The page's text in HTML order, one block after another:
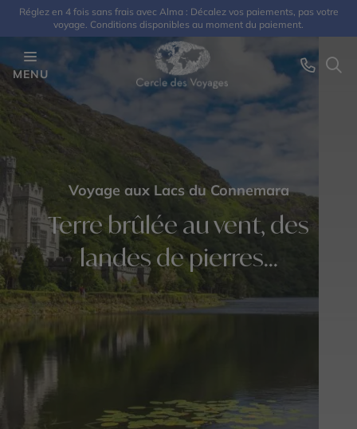
Réglez en 4 fois sans frais avec Alma : Décalez vos paiements, pas votre
voyage. Conditions disponibles au moment du paiement.
MENU
Voyage aux Lacs du Connemara
Terre brûlée au vent, des
landes de pierres...